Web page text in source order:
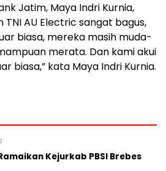
Jatim, Maya Indri Kurnia,
AU Electric sangat bagus,
biasa, mereka masih muda-
merata. Dan kami akui
biasa,” kata Maya Indri Kurnia.
Kejurkab PBSI Brebes